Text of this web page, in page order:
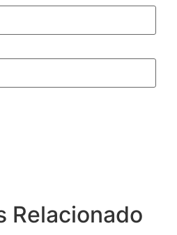
Relacionado